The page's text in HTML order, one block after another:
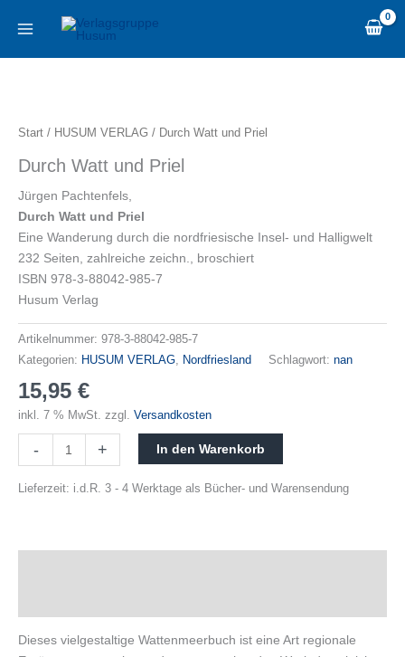
Inhalt
Start / HUSUM VERLAG / Durch Watt und Priel
Durch Watt und Priel
Jürgen Pachtenfels,
Durch Watt und Priel
Eine Wanderung durch die nordfriesische Insel- und Halligwelt
232 Seiten, zahlreiche zeichn., broschiert
ISBN 978-3-88042-985-7
Husum Verlag
Artikelnummer: 978-3-88042-985-7
Kategorien: HUSUM VERLAG, Nordfriesland Schlagwort: nan
15,95 €
inkl. 7 % MwSt. zzgl. Versandkosten
-
und
Menge
+ In den Warenkorb
Lieferzeit: i.d.R. 3 - 4 Werktage als Bücher- und Warensendung
Dieses vielgestaltige Wattenmeerbuch ist eine Art regionale